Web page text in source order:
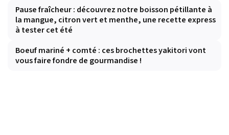
Pause fraîcheur : découvrez notre boisson pétillante à
la mangue, citron vert et menthe, une recette express
à tester cet été
Boeuf mariné + comté : ces brochettes yakitori vont
vous faire fondre de gourmandise !